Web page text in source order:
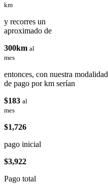
km
y recorres un
aproximado de
300km al
mes
entonces, con nuestra modalidad
de pago por km serían
$183 al
mes
$1,726
pago inicial
$3,922
Pago total